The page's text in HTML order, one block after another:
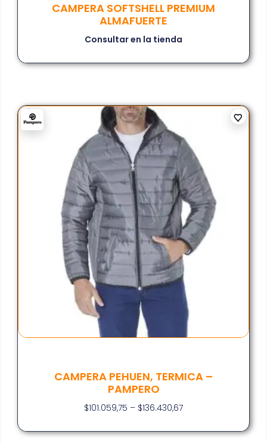
CAMPERA SOFTSHELL PREMIUM
ALMAFUERTE
Consultar en la tienda
CAMPERA PEHUEN, TERMICA –
PAMPERO
$101.059,75 – $136.430,67